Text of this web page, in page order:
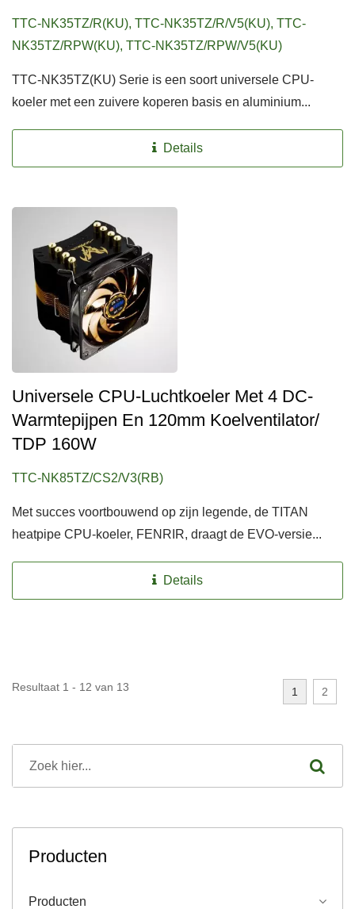
TTC-NK35TZ/R(KU), TTC-NK35TZ/R/V5(KU), TTC-
NK35TZ/RPW(KU), TTC-NK35TZ/RPW/V5(KU)
TTC-NK35TZ(KU) Serie is een soort universele CPU-
koeler met een zuivere koperen basis en aluminium...
Details
Universele CPU-Luchtkoeler Met 4 DC-
Warmtepijpen En 120mm Koelventilator/
TDP 160W
TTC-NK85TZ/CS2/V3(RB)
Met succes voortbouwend op zijn legende, de TITAN
heatpipe CPU-koeler, FENRIR, draagt de EVO-versie...
Details
Resultaat 1 - 12 van 13 1 2
Producten
Producten